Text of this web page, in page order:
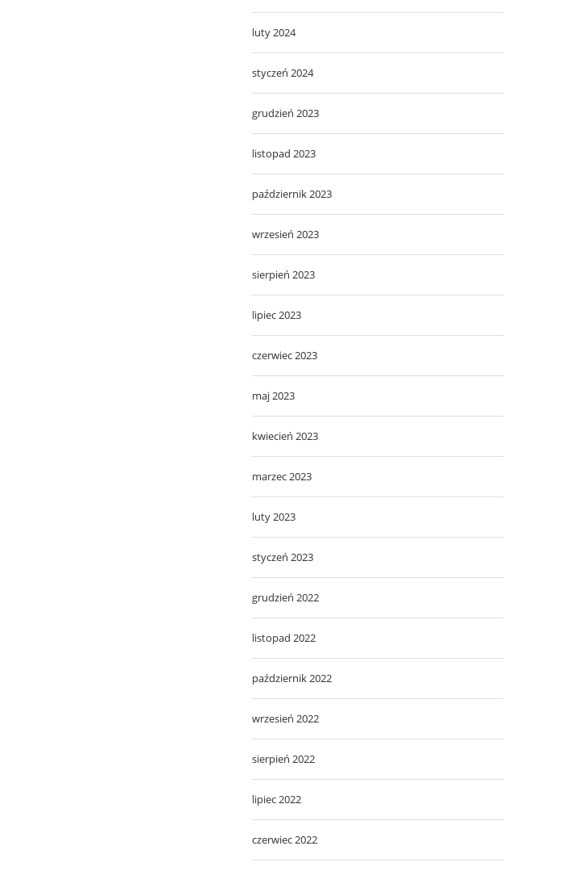
luty 2024
styczeń 2024
grudzień 2023
listopad 2023
październik 2023
wrzesień 2023
sierpień 2023
lipiec 2023
czerwiec 2023
maj 2023
kwiecień 2023
marzec 2023
luty 2023
styczeń 2023
grudzień 2022
listopad 2022
październik 2022
wrzesień 2022
sierpień 2022
lipiec 2022
czerwiec 2022